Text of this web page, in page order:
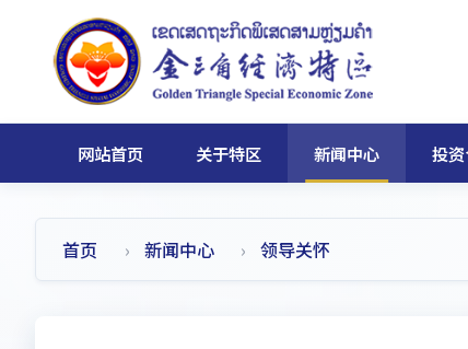
网站首页 关于特区 新闻中心 投
首页 新闻中心 领导关怀